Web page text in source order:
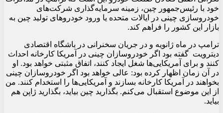
خود با رئیس‌جمهور چین، زمینه سرمایه‌گذاری شرکت‌های
خودروسازی چینی در ایالات متحده یا ورود خودروهای تولید چین به
بازار این کشور را فراهم کند.
ترامپ در ماه ژانویه و در جریان سخنرانی در باشگاه اقتصادی
دیترویت گفته بود اگر خودروسازان چینی در آمریکا کارخانه احداث
کنند و برای آمریکایی‌ها شغل ایجاد کنند، اتفاق مثبتی خواهد بود. او
در آن زمان اظهار کرده بود: عالی خواهد بود اگر خودروسازان چینی
بخواهند در آمریکا کارخانه بسازند و آمریکایی‌ها را استخدام کنند. من
از این موضوع استقبال می‌کنم. بگذارید چین بیاید، بگذارید ژاپن هم
بیاید.